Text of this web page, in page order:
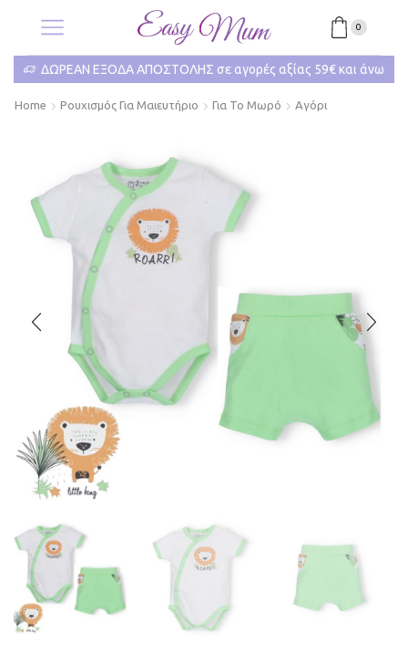
0
ΔΩΡΕΑΝ ΕΞΟΔΑ ΑΠΟΣΤΟΛΗΣ σε αγορές αξίας 59€ και άνω
Home Ρουχισμός Για Μαιευτήριο Για Το Μωρό Αγόρι